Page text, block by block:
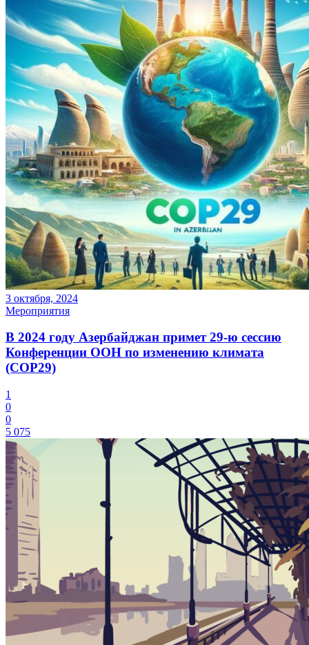
3 октября, 2024
Мероприятия
В 2024 году Азербайджан примет 29-ю сессию
Конференции ООН по изменению климата
(COP29)
1
0
0
5 075